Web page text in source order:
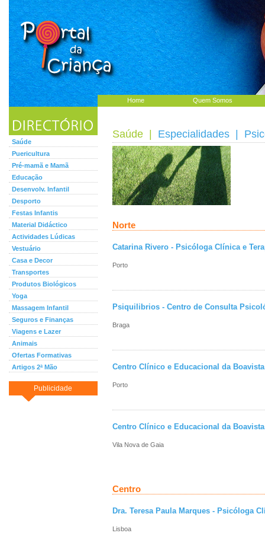
Home Quem Somos
Saúde
Puericultura
Pré-mamã e Mamã
Educação
Desenvolv. Infantil
Desporto
Festas Infantis
Material Didáctico
Actividades Lúdicas
Vestuário
Casa e Decor
Transportes
Produtos Biológicos
Yoga
Massagem Infantil
Seguros e Finanças
Viagens e Lazer
Animais
Ofertas Formativas
Artigos 2ª Mão
Publicidade
Saúde Especialidades |
Norte
Catarina Rivero - Psicóloga Clínica e
Porto
Psiquilibrios - Centro de Consulta
Braga
Centro Clínico e Educacional da
Porto
Centro Clínico e Educacional da
Vila Nova de Gaia
Centro
Dra. Teresa Paula Marques - Psicóloga
Lisboa